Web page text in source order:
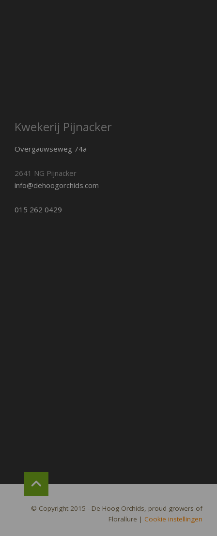
Kwekerij Pijnacker
Overgauwseweg 74a
2641 NG Pijnacker
info@dehoogorchids.com
015 262 0429
© Copyright 2015 - De Hoog Orchids, proud growers of
Florallure | Cookie instellingen